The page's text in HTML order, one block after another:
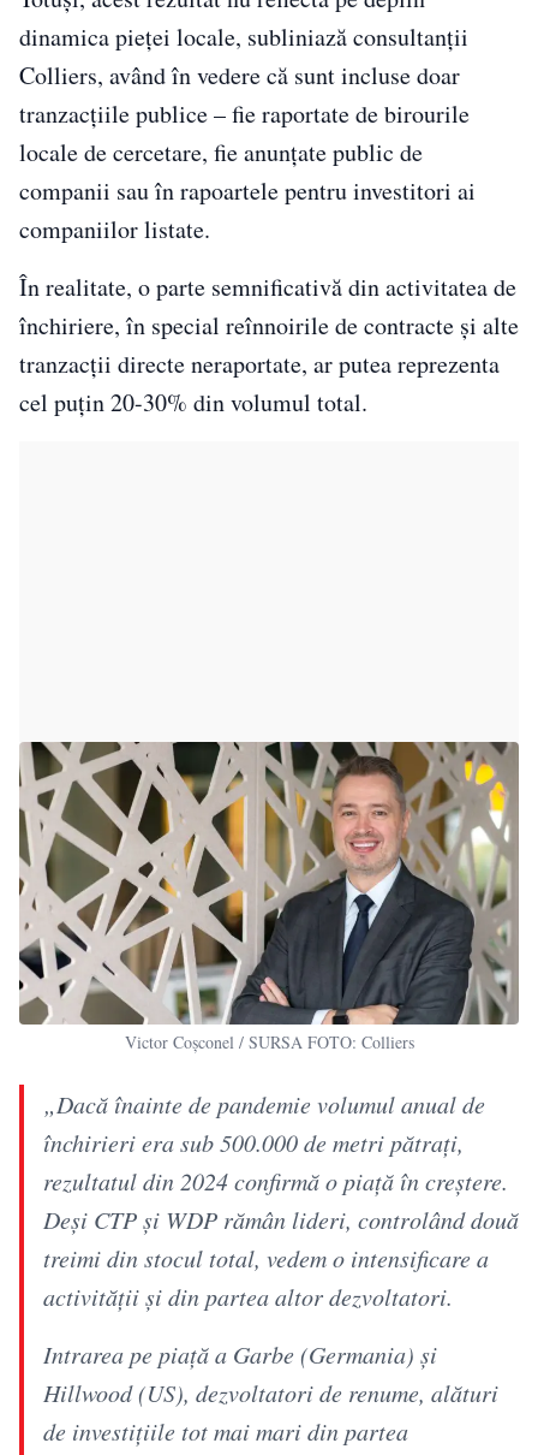
dinamica pieței locale, subliniază consultanții
Colliers, având în vedere că sunt incluse doar
tranzacțiile publice – fie raportate de birourile
locale de cercetare, fie anunțate public de
companii sau în rapoartele pentru investitori ai
companiilor listate.
În realitate, o parte semnificativă din activitatea de
închiriere, în special reînnoirile de contracte și alte
tranzacții directe neraportate, ar putea reprezenta
cel puțin 20-30% din volumul total.
Victor Coșconel / SURSA FOTO: Colliers
„Dacă înainte de pandemie volumul anual de
închirieri era sub 500.000 de metri pătrați,
rezultatul din 2024 confirmă o piață în creștere.
Deși CTP și WDP rămân lideri, controlând două
treimi din stocul total, vedem o intensificare a
activității și din partea altor dezvoltatori.
Intrarea pe piață a Garbe (Germania) și
Hillwood (US), dezvoltatori de renume, alături
de investițiile tot mai mari din partea